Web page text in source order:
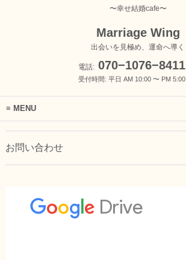
〜幸せ結婚cafe〜
Marriage Wing
出会いを見極め、運命へ導く
電話: 070−1076−8411
受付時間: 平日 AM 10:00 〜 PM 5:00
MENU
お問い合わせ